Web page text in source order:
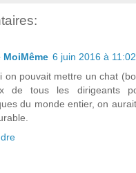
MoiMême 6 juin 2016 à 11:02
on pouvait mettre un chat
de tous les dirigeants
du monde entier, on